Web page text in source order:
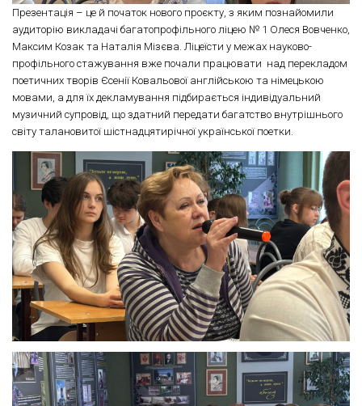
Презентація – це й початок нового проєкту, з яким познайомили
аудиторію викладачі багатопрофільного ліцею № 1 Олеся Вовченко,
Максим Козак та Наталія Мізєва. Ліцеїсти у межах науково-
профільного стажування вже почали працювати над перекладом
поетичних творів Єсенії Ковальової англійською та німецькою
мовами, а для їх декламування підбирається індивідуальний
музичний супровід, що здатний передати багатство внутрішнього
світу талановитої шістнадцятирічної української поетки.